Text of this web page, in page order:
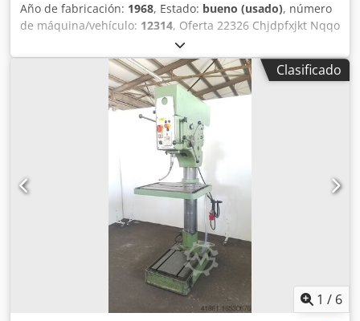
Año de fabricación: 1968, Estado: bueno (usado), número
de máquina/vehículo: 12314, Oferta 22326 Chjdpfxjkt Nqqo
Afdsa Datos técnicos: - Capacidad de perforación en acero
ST 60: 35 mm - Diámetro máximo de perforación en acero
ST 60: 40 mm - Cono del husillo de perforación: MK 4 -
Carrera del husillo de perforación: 170 mm - Voladizo: 345
mm - Mesa giratoria con 2 ranuras en T: 550 mm -
Distancia máxima entre la mesa y el husillo de perforación:
650 mm - Distancia máxima entre la placa base y el husillo
de perforación: 1000 mm - Avances: 0,09 - 0,16 - 0,28
mm/rev. - Caja de cambios con transmisión continuamente
variable y engranajes - Velocidades del husillo de
perforación, regulables de forma continua: 40 - 720 rpm -
Giro a la derecha y a la izquierda - Motor: 400 V / 2,5 kW -
Iluminación - Sistema de refrigeración - Espacio requerido:
aproximadamente 750 mm (ancho) x 1950 mm (alto) x 1000
mm (profundidad) - Peso: aproximadamente 700 kg
Clasificado
1 / 6